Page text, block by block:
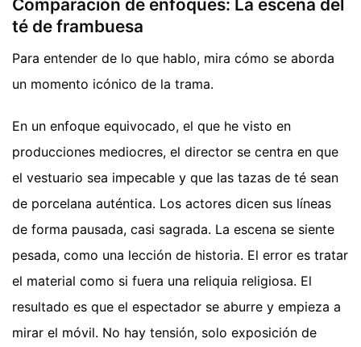
Comparación de enfoques: La escena del
té de frambuesa
Para entender de lo que hablo, mira cómo se aborda
un momento icónico de la trama.
En un enfoque equivocado, el que he visto en
producciones mediocres, el director se centra en que
el vestuario sea impecable y que las tazas de té sean
de porcelana auténtica. Los actores dicen sus líneas
de forma pausada, casi sagrada. La escena se siente
pesada, como una lección de historia. El error es tratar
el material como si fuera una reliquia religiosa. El
resultado es que el espectador se aburre y empieza a
mirar el móvil. No hay tensión, solo exposición de